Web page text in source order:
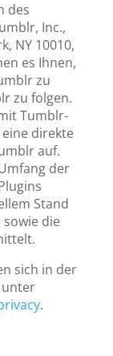
des
Inc.,
NY 10010,
es Ihnen,
zu
zu folgen.
Tumblr-
direkte
auf.
der
Stand
sowie die
sich in der
.